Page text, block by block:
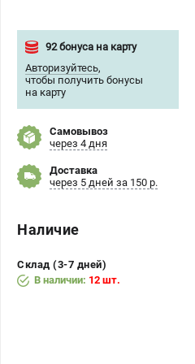
92 бонуса на карту
Авторизуйтесь,
чтобы получить бонусы
на карту
Самовывоз
через 4 дня
Доставка
через 5 дней за 150 р.
Наличие
Склад (3-7 дней)
В наличии: 12 шт.